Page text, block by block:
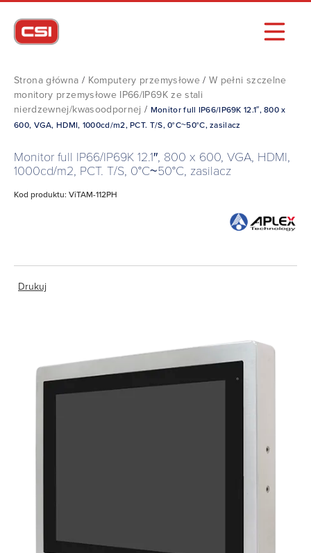
Strona główna / Komputery przemysłowe /W pełni szczelne
monitory przemysłowe IP66/IP69K ze stali
nierdzewnej/kwasoodpornej / Monitor full IP66/IP69K 12.1″, 800 x
600, VGA, HDMI, 1000cd/m2, PCT. T/S, 0°C~50°C, zasilacz
Monitor full IP66/IP69K 12.1″, 800 x 600, VGA, HDMI,
1000cd/m2, PCT. T/S, 0°C~50°C, zasilacz
Kod produktu: ViTAM-112PH
Drukuj